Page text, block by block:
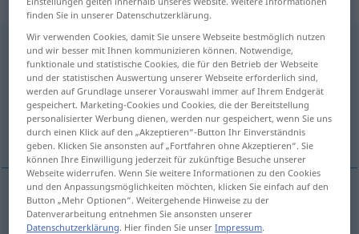
einhalten
Übersicht aller Übersetzungen
(Für mehr Details die Übersetzung anklicken/antippen)
守る
守る[mamoru] einhaltenVersprechen
finden Sie in unserer Datenschutzerklärung.
Wir verwenden Cookies, damit Sie unsere Webseite bestmöglich nutzen
und wir besser mit Ihnen kommunizieren können. Notwendige,
funktionale und statistische Cookies, die für den Betrieb der Webseite
und der statistischen Auswertung unserer Webseite erforderlich sind,
werden auf Grundlage unserer Vorauswahl immer auf Ihrem Endgerät
gespeichert. Marketing-Cookies und Cookies, die der Bereitstellung
personalisierter Werbung dienen, werden nur gespeichert, wenn Sie uns
durch einen Klick auf den „Akzeptieren“-Button Ihr Einverständnis
geben. Klicken Sie ansonsten auf „Fortfahren ohne Akzeptieren“. Sie
können Ihre Einwilligung jederzeit für zukünftige Besuche unserer
Webseite widerrufen. Wenn Sie weitere Informationen zu den Cookies
und den Anpassungsmöglichkeiten möchten, klicken Sie einfach auf den
Button „Mehr Optionen“. Weitergehende Hinweise zu der
Datenverarbeitung entnehmen Sie ansonsten unserer
Datenschutzerklärung. Hier finden Sie unserImpressum.